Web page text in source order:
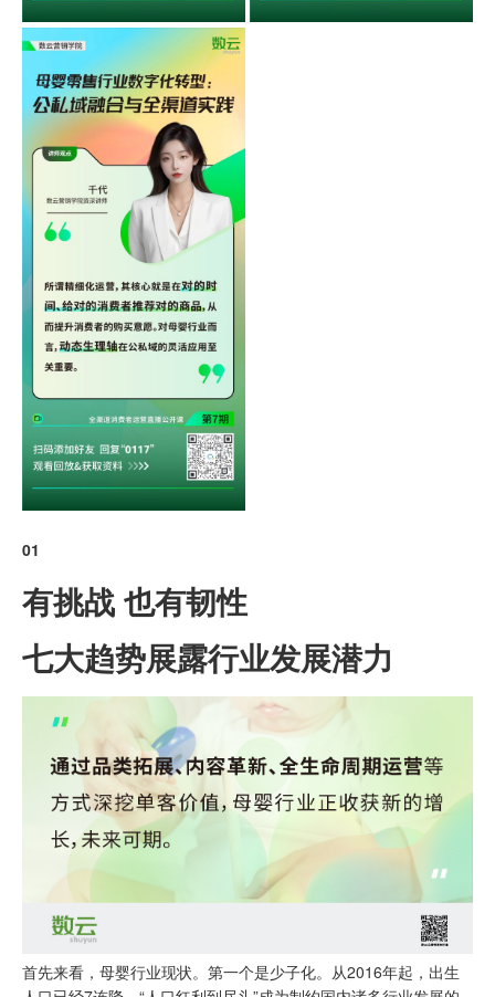
01
有挑战 也有韧性
七大趋势展露行业发展潜力
首先来看，母婴行业现状。第一个是少子化。从2016年起，出生